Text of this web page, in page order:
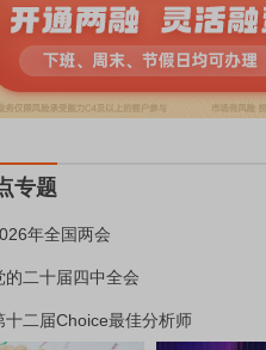
专题
年全国两会
的二十届四中全会
十二届Choice最佳分析师